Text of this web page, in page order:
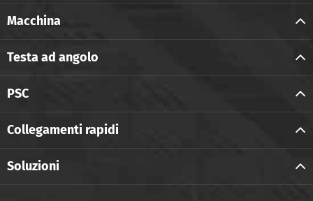
Macchina
Testa ad angolo
PSC
Collegamenti rapidi
Soluzioni